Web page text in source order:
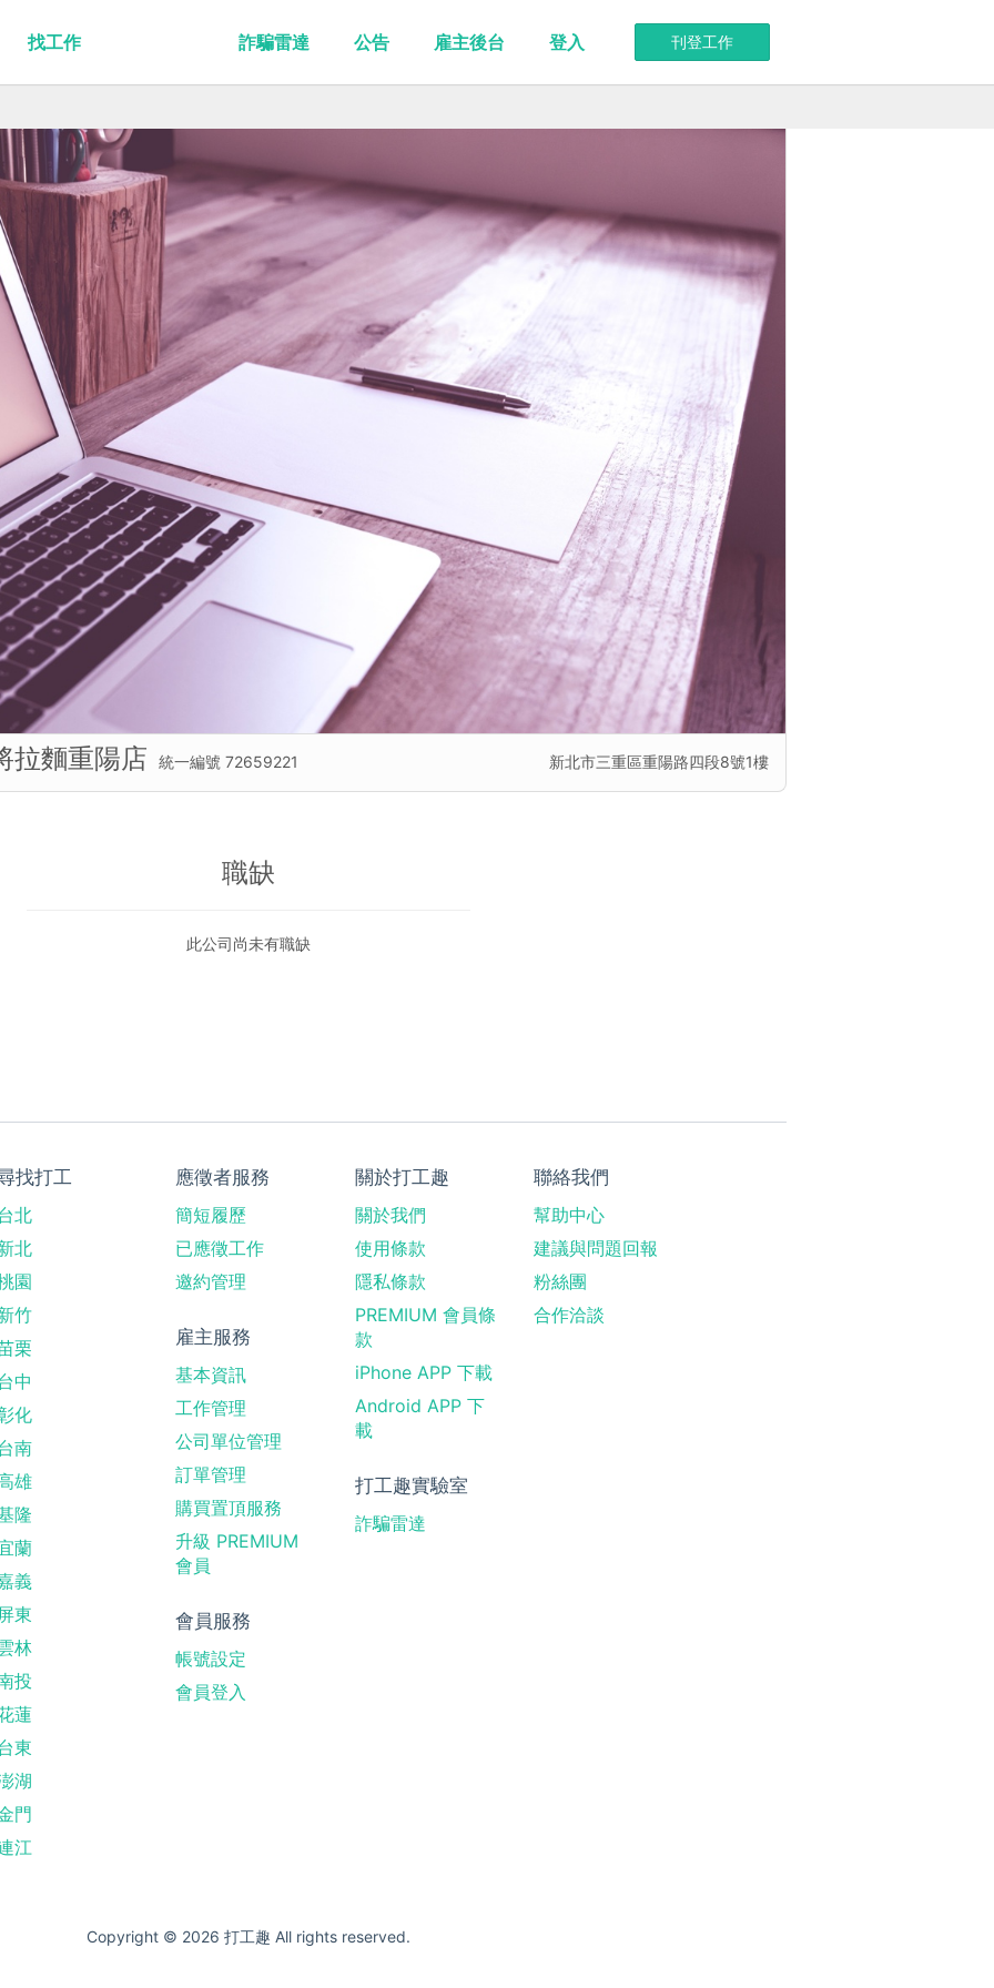
刊登工作
找工作 詐騙雷達 公告 雇主後台 登入
拉麵重陽店 統一編號 72659221 新北市三重區重陽路四段8號1樓
職缺
此公司尚未有職缺
找打工
北
北
園
竹
栗
中
化
南
雄
隆
蘭
義
東
林
投
蓮
東
湖
門
江
應徵者服務
簡短履歷
已應徵工作
邀約管理
雇主服務
基本資訊
工作管理
公司單位管理
訂單管理
購買置頂服務
升級 PREMIUM
會員
會員服務
帳號設定
會員登入
關於打工趣
關於我們
使用條款
隱私條款
PREMIUM 會員條
款
iPhone APP 下載
Android APP 下
載
打工趣實驗室
詐騙雷達
聯絡我們
幫助中心
建議與問題回報
粉絲團
合作洽談
Copyright © 2026 打工趣 All rights reserved.